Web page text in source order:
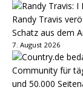
Randy Travis
Schatz aus dem
7. August 2026